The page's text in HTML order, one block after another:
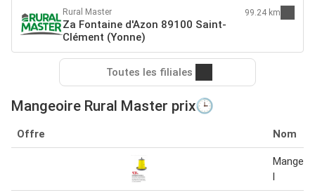
Rural Master
Za Fontaine d'Azon 89100 Saint-
Clément (Yonne)
99.24 km
Toutes les filiales
Mangeoire Rural Master prix🕒
Offre Nom
l